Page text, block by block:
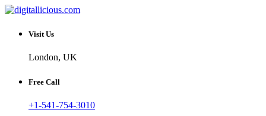
Skip
content
digitallicious.com
Sharing Digital Information
Visit Us
London, UK
Free Call
+1-541-754-3010